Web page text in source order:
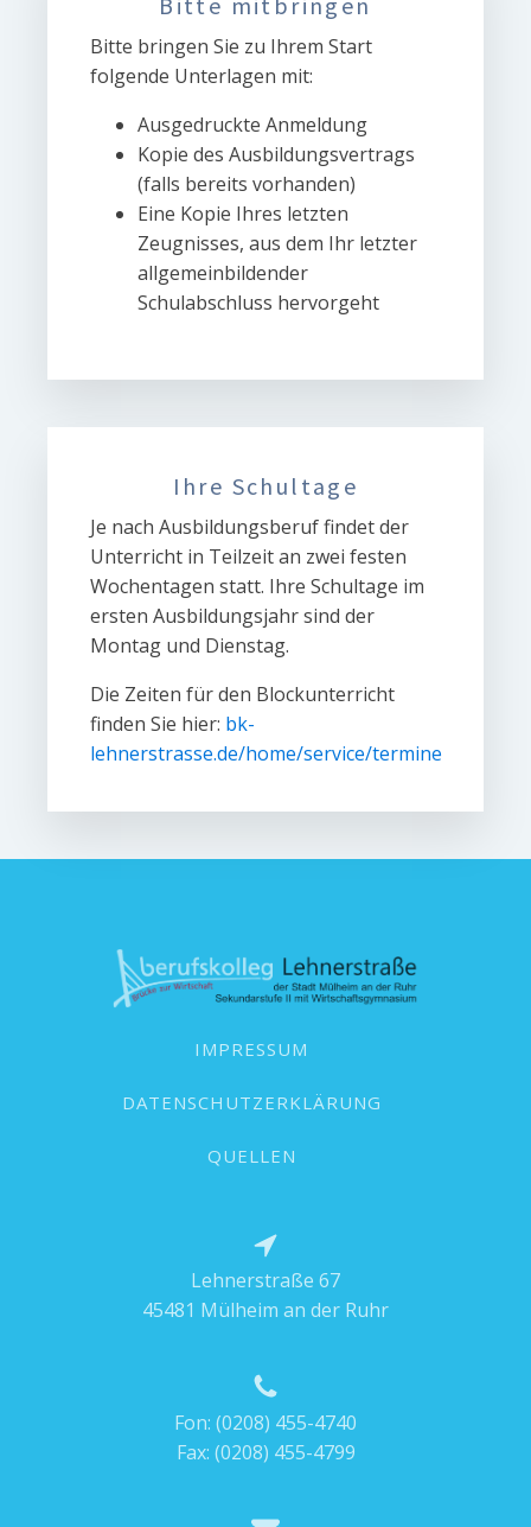
Bitte bringen Sie zu Ihrem Start
folgende Unterlagen mit:
Ausgedruckte Anmeldung
Kopie des Ausbildungsvertrags
(falls bereits vorhanden)
Eine Kopie Ihres letzten
Zeugnisses, aus dem Ihr letzter
allgemeinbildender
Schulabschluss hervorgeht
Ihre Schultage
Je nach Ausbildungsberuf findet der
Unterricht in Teilzeit an zwei festen
Wochentagen statt. Ihre Schultage im
ersten Ausbildungsjahr sind der
Montag und Dienstag.
Die Zeiten für den Blockunterricht
finden Sie hier: bk-
lehnerstrasse.de/home/service/termine
IMPRESSUM
DATENSCHUTZERKLÄRUNG
QUELLEN
Lehnerstraße 67
45481 Mülheim an der Ruhr
Fon: (0208) 455-4740
Fax: (0208) 455-4799